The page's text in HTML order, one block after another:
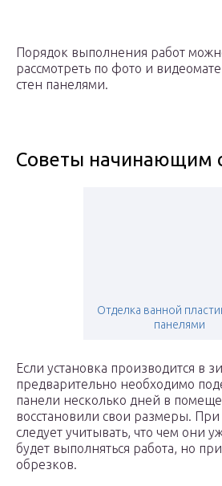
Порядок выполнения работ
рассмотреть по фото и
стен панелями.
Советы начинающим
Отделка ванной
панелями
Если установка производится в
предварительно необходимо
панели несколько дней в
восстановили свои размеры.
следует учитывать, что чем они
будет выполняться работа, но
обрезков.